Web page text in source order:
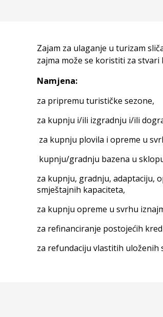
Zajam za ulaganje u turizam
zajma može se koristiti za
Namjena:
za pripremu turističke sezone,
za kupnju i/ili izgradnju i/ili
za kupnju plovila i opreme u
kupnju/gradnju bazena u
za kupnju, gradnju, adaptaciju,
smještajnih kapaciteta,
za kupnju opreme u svrhu
za refinanciranje postojećih
za refundaciju vlastitih uloženih